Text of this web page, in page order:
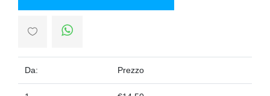
Da: Prezzo